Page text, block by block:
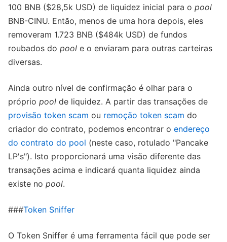
100 BNB ($28,5k USD) de liquidez inicial para o pool
BNB-CINU. Então, menos de uma hora depois, eles
removeram 1.723 BNB ($484k USD) de fundos
roubados do pool e o enviaram para outras carteiras
diversas.
Ainda outro nível de confirmação é olhar para o
próprio pool de liquidez. A partir das transações de
provisão token scam ou remoção token scam do
criador do contrato, podemos encontrar o endereço
do contrato do pool (neste caso, rotulado "Pancake
LP's"). Isto proporcionará uma visão diferente das
transações acima e indicará quanta liquidez ainda
existe no pool.
###Token Sniffer
O Token Sniffer é uma ferramenta fácil que pode ser